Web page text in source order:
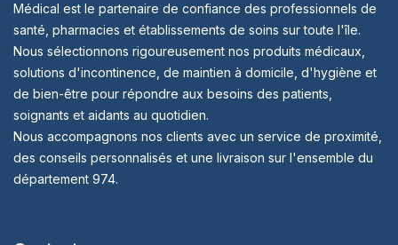
Médical est le partenaire de confiance des professionnels de
santé, pharmacies et établissements de soins sur toute l'île.
Nous sélectionnons rigoureusement nos produits médicaux,
solutions d'incontinence, de maintien à domicile, d'hygiène et
de bien-être pour répondre aux besoins des patients,
soignants et aidants au quotidien.
Nous accompagnons nos clients avec un service de proximité,
des conseils personnalisés et une livraison sur l'ensemble du
département 974.